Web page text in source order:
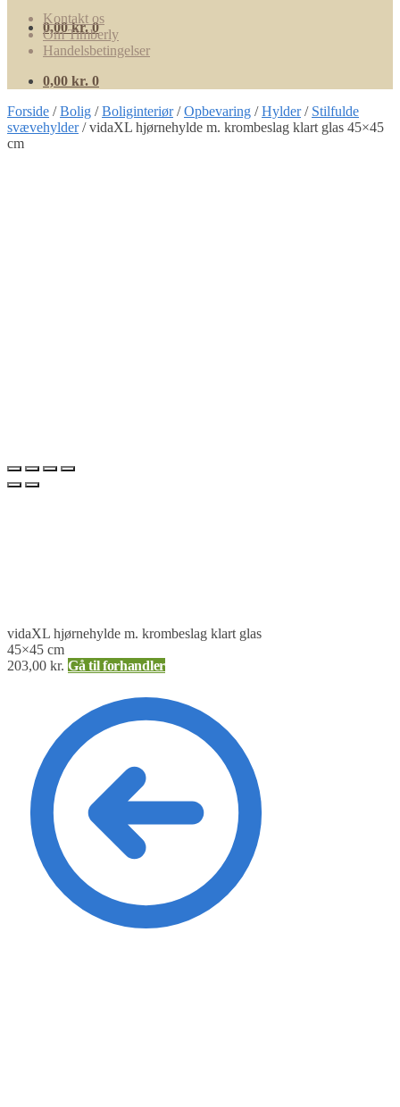
0,00kr. 0
Kontakt os
Om Timberly
Handelsbetingelser
0,00 kr. 0
Forside /Bolig /Boliginteriør/Opbevaring /Hylder/ Stilfulde
svævehylder/vidaXL hjørnehylde m. krombeslag klart glas 45×45
cm
vidaXL hjørnehylde m. krombeslag klart glas
45×45 cm
203,00 kr. Gå til forhandler